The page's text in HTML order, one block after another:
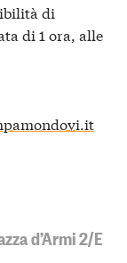
di
di 1 ora, alle
d’Armi 2/E